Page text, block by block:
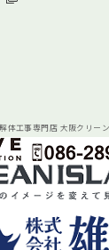
体工事専門店 大阪クリー